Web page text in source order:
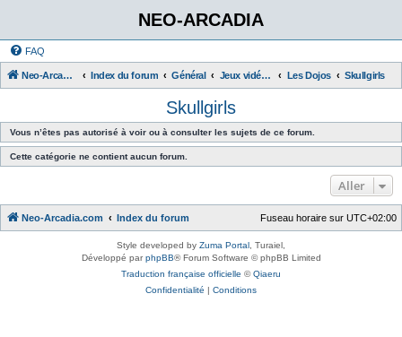
NEO-ARCADIA
FAQ
Neo-Arcadia.com Index du forum Général Jeux vidéo d'arcade Les Dojos Skullgirls
Skullgirls
Vous n’êtes pas autorisé à voir ou à consulter les sujets de ce forum.
Cette catégorie ne contient aucun forum.
Aller
Neo-Arcadia.com Index du forum Fuseau horaire sur UTC+02:00
Style developed by Zuma Portal , Turaiel,
Développé parphpBB® Forum Software © phpBB Limited
Traduction française officielle ©Qiaeru
Confidentialité | Conditions